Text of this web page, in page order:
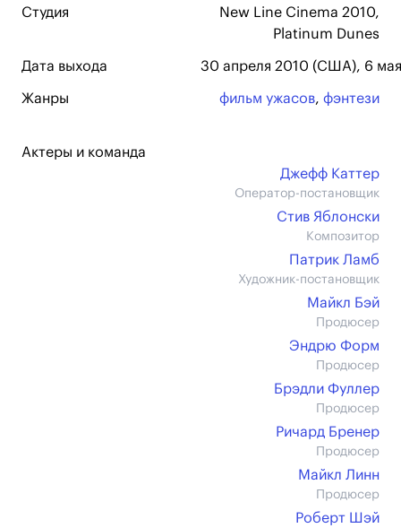
Студия
New Line Cinema 2010,
Platinum Dunes
Дата выхода 30 апреля 2010 (США), 6
Жанры фильм ужасов, фэнтези
Актеры и команда
Джефф Каттер
Оператор-постановщик
Стив Яблонски
Композитор
Патрик Ламб
Художник-постановщик
Майкл Бэй
Продюсер
Эндрю Форм
Продюсер
Брэдли Фуллер
Продюсер
Ричард Бренер
Продюсер
Майкл Линн
Продюсер
Роберт Шэй